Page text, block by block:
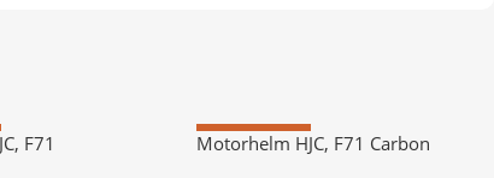
F71 AANBIEDING
Motorhelm HJC, F71 Carbon